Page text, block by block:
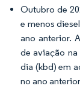
Outubro de
e menos
ano anterior.
de aviação
dia (kbd) em
no ano